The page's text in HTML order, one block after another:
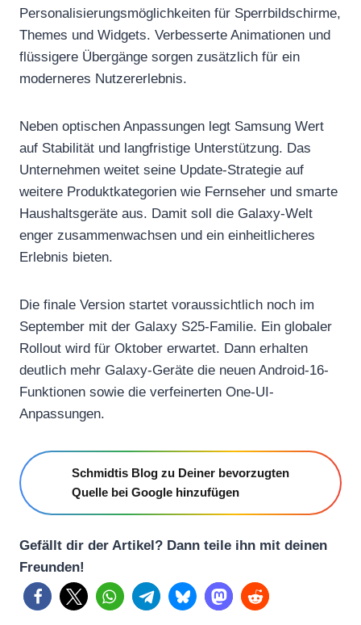
Personalisierungsmöglichkeiten für Sperrbildschirme,
Themes und Widgets. Verbesserte Animationen und
flüssigere Übergänge sorgen zusätzlich für ein
moderneres Nutzererlebnis.
Neben optischen Anpassungen legt Samsung Wert
auf Stabilität und langfristige Unterstützung. Das
Unternehmen weitet seine Update-Strategie auf
weitere Produktkategorien wie Fernseher und smarte
Haushaltsgeräte aus. Damit soll die Galaxy-Welt
enger zusammenwachsen und ein einheitlicheres
Erlebnis bieten.
Die finale Version startet voraussichtlich noch im
September mit der Galaxy S25-Familie. Ein globaler
Rollout wird für Oktober erwartet. Dann erhalten
deutlich mehr Galaxy-Geräte die neuen Android-16-
Funktionen sowie die verfeinerten One-UI-
Anpassungen.
Schmidtis Blog zu Deiner bevorzugten
Quelle bei Google hinzufügen
Gefällt dir der Artikel? Dann teile ihn mit deinen
Freunden!